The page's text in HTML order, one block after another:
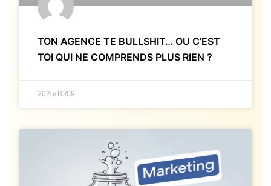
TON AGENCE TE BULLSHIT… OU C’EST
TOI QUI NE COMPRENDS PLUS RIEN ?
2025/10/09